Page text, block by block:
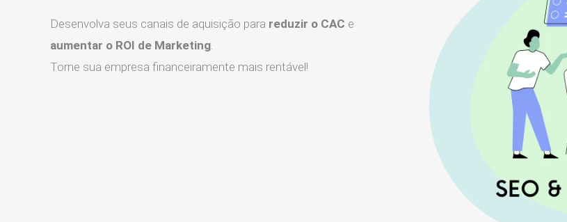
Desenvolva seus canais de aquisição para reduzir o CAC e
aumentar o ROI de Marketing.
Torne sua empresa financeiramente mais rentável!